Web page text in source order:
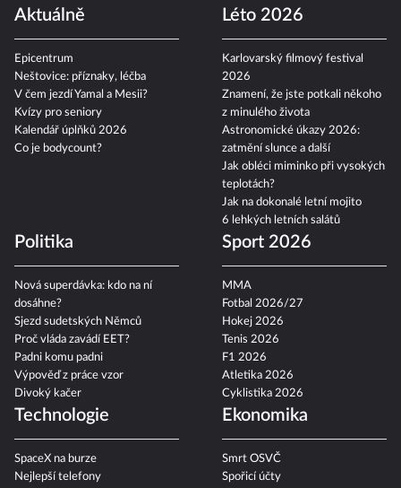
Aktuálně
Epicentrum
Neštovice: příznaky, léčba
V čem jezdí Yamal a Mesii?
Kvízy pro seniory
Kalendář úplňků 2026
Co je bodycount?
Léto 2026
Karlovarský filmový festival
2026
Znamení, že jste potkali někoho
z minulého života
Astronomické úkazy 2026:
zatmění slunce a další
Jak obléci miminko při vysokých
teplotách?
Jak na dokonalé letní mojito
6 lehkých letních salátů
Politika
Nová superdávka: kdo na ní
dosáhne?
Sjezd sudetských Němců
Proč vláda zavádí EET?
Padni komu padni
Výpověď z práce vzor
Divoký kačer
Sport 2026
MMA
Fotbal 2026/27
Hokej 2026
Tenis 2026
F1 2026
Atletika 2026
Cyklistika 2026
Technologie
SpaceX na burze
Nejlepší telefony
Ekonomika
Smrt OSVČ
Spořicí účty